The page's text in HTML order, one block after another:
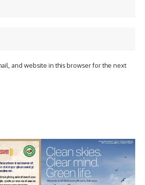
and website in this browser for the next